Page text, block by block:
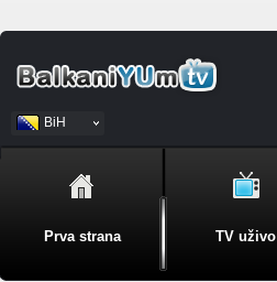
BiH
Srpski
Prva strana TV uživo